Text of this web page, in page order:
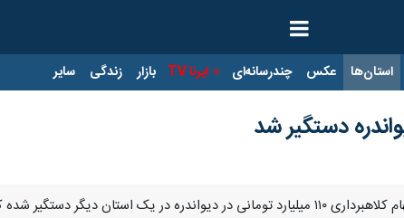
استان‌ها عکس چندرسانه‌ای ایرنا TV بازار زندگی سایر
اتهام خود اعتراف کرده است.